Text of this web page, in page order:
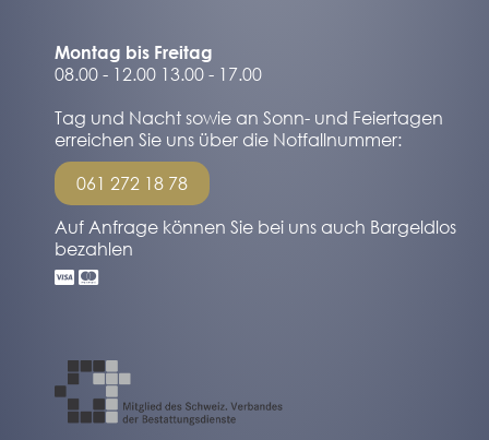
Montag bis Freitag
08.00 - 12.00 13.00 - 17.00
Tag und Nacht sowie an Sonn- und Feiertagen
erreichen Sie uns über die Notfallnummer:
061 272 18 78
Auf Anfrage können Sie bei uns auch Bargeldlos
bezahlen